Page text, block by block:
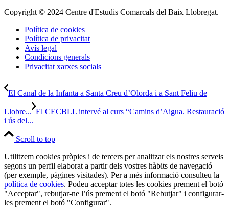
Copyright © 2024 Centre d'Estudis Comarcals del Baix Llobregat.
Política de cookies
Política de privacitat
Avís legal
Condicions generals
Privacitat xarxes socials
El Canal de la Infanta a Santa Creu d’Olorda i a Sant Feliu de
Llobre... El CECBLL intervé al curs “Camins d’Aigua. Restauració
i ús del...
Scroll to top
Utilitzem cookies pròpies i de tercers per analitzar els nostres serveis
segons un perfil elaborat a partir dels vostres hàbits de navegació
(per exemple, pàgines visitades). Per a més informació consulteu la
política de cookies. Podeu acceptar totes les cookies prement el botó
"Acceptar", rebutjar-ne l’ús prement el botó "Rebutjar" i configurar-
les prement el botó "Configurar".